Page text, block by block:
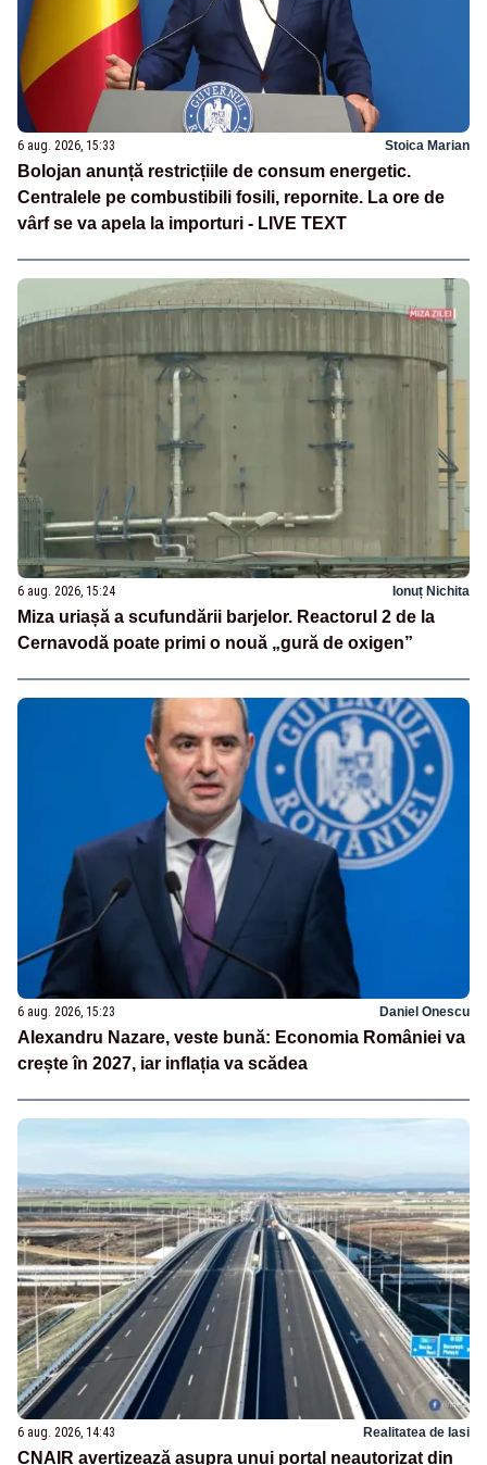
6 aug. 2026, 15:33 Stoica Marian
Bolojan anunță restricțiile de consum energetic.
Centralele pe combustibili fosili, repornite. La ore de
vârf se va apela la importuri - LIVE TEXT
6 aug. 2026, 15:24 Ionuț Nichita
Miza uriașă a scufundării barjelor. Reactorul 2 de la
Cernavodă poate primi o nouă „gură de oxigen”
6 aug. 2026, 15:23 Daniel Onescu
Alexandru Nazare, veste bună: Economia României va
crește în 2027, iar inflația va scădea
6 aug. 2026, 14:43 Realitatea de Iasi
CNAIR avertizează asupra unui portal neautorizat din